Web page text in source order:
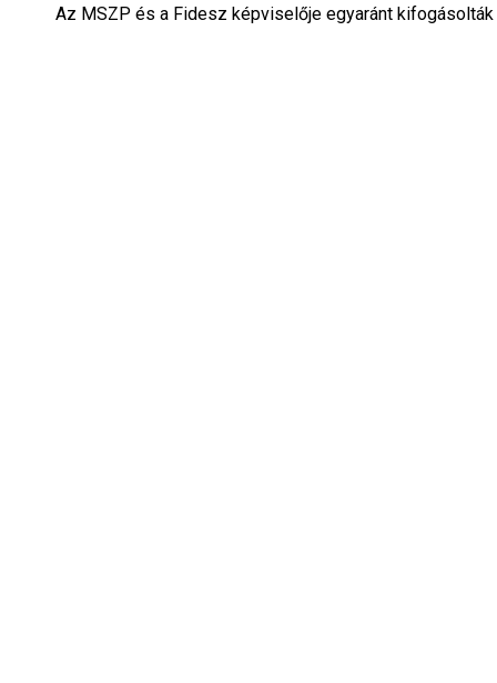
Az MSZP és a Fidesz képviselője egyaránt